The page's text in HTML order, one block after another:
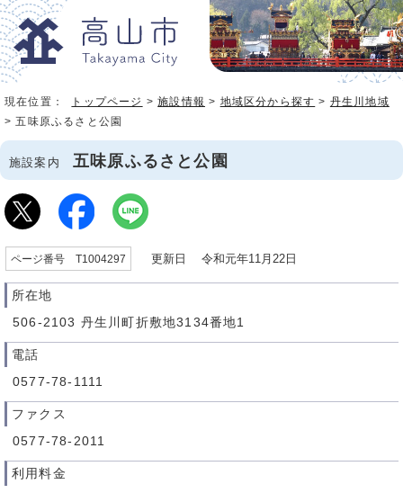
現在位置： トップページ >施設情報 > 地域区分から探す > 丹生川地域
> 五味原ふるさと公園
施設案内 五味原ふるさと公園
ページ番号 T1004297 更新日 令和元年11月22日
所在地
506-2103 丹生川町折敷地3134番地1
電話
0577-78-1111
ファクス
0577-78-2011
利用料金